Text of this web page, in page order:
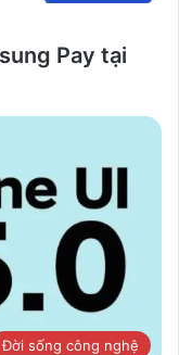
Pay tại
Đời sống công nghệ